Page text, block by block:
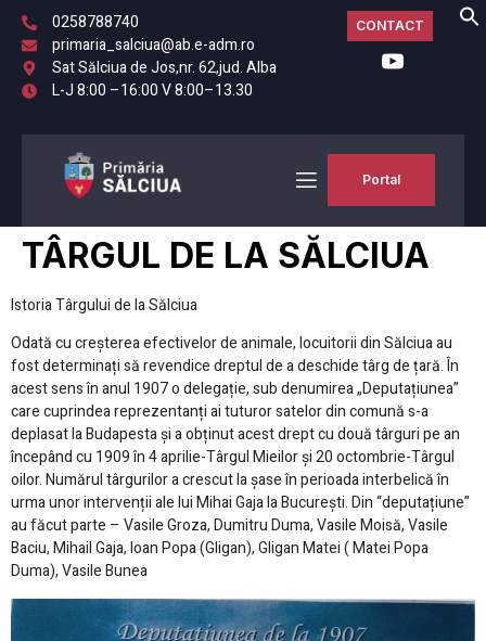
0258788740
primaria_salciua@ab.e-adm.ro
Sat Sălciua de Jos,nr. 62,jud. Alba
L-J 8:00 –16:00 V 8:00–13.30
CONTACT
Portal
TÂRGUL DE LA SĂLCIUA
Istoria Târgului de la Sălciua
Odată cu creșterea efectivelor de animale, locuitorii din Sălciua au
fost determinați să revendice dreptul de a deschide târg de țară. În
acest sens în anul 1907 o delegație, sub denumirea „Deputațiunea”
care cuprindea reprezentanți ai tuturor satelor din comună s-a
deplasat la Budapesta și a obținut acest drept cu două târguri pe an
începând cu 1909 în 4 aprilie-Târgul Mieilor și 20 octombrie-Târgul
oilor. Numărul târgurilor a crescut la șase în perioada interbelică în
urma unor intervenții ale lui Mihai Gaja la București. Din “deputațiune”
au făcut parte – Vasile Groza, Dumitru Duma, Vasile Moisă, Vasile
Baciu, Mihail Gaja, Ioan Popa (Gligan), Gligan Matei ( Matei Popa
Duma), Vasile Bunea